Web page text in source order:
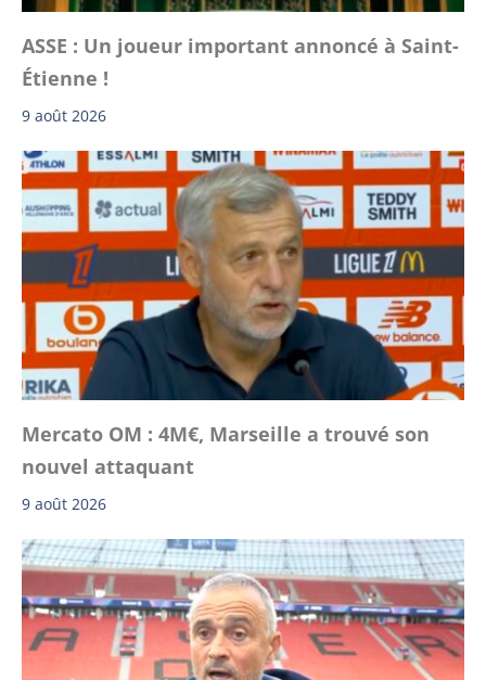
ASSE : Un joueur important annoncé à Saint-
Étienne !
9 août 2026
Mercato OM : 4M€, Marseille a trouvé son
nouvel attaquant
9 août 2026